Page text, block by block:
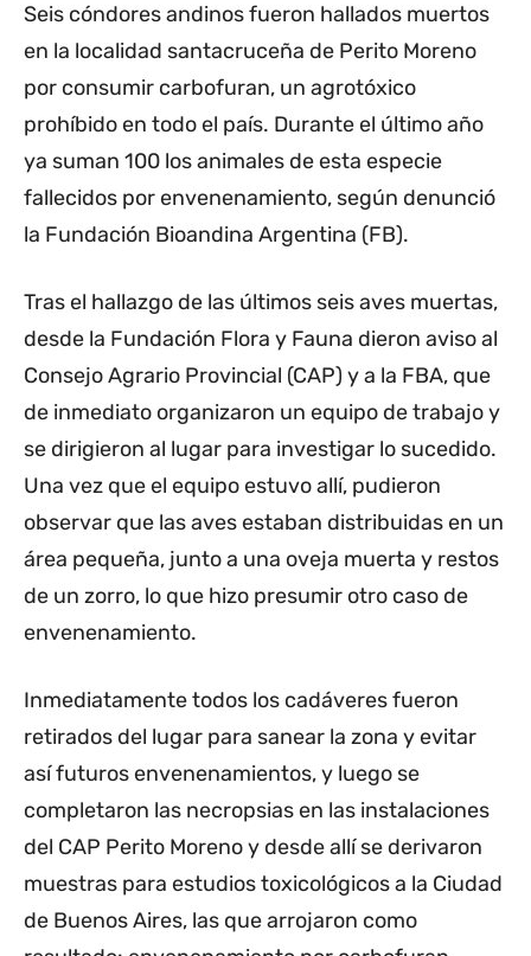
Seis cóndores andinos fueron hallados muertos
en la localidad santacruceña de Perito Moreno
por consumir carbofuran, un agrotóxico
prohíbido en todo el país. Durante el último año
ya suman 100 los animales de esta especie
fallecidos por envenenamiento, según denunció
la Fundación Bioandina Argentina (FB).
Tras el hallazgo de las últimos seis aves muertas,
desde la Fundación Flora y Fauna dieron aviso al
Consejo Agrario Provincial (CAP) y a la FBA, que
de inmediato organizaron un equipo de trabajo y
se dirigieron al lugar para investigar lo sucedido.
Una vez que el equipo estuvo allí, pudieron
observar que las aves estaban distribuidas en un
área pequeña, junto a una oveja muerta y restos
de un zorro, lo que hizo presumir otro caso de
envenenamiento.
Inmediatamente todos los cadáveres fueron
retirados del lugar para sanear la zona y evitar
así futuros envenenamientos, y luego se
completaron las necropsias en las instalaciones
del CAP Perito Moreno y desde allí se derivaron
muestras para estudios toxicológicos a la Ciudad
de Buenos Aires, las que arrojaron como